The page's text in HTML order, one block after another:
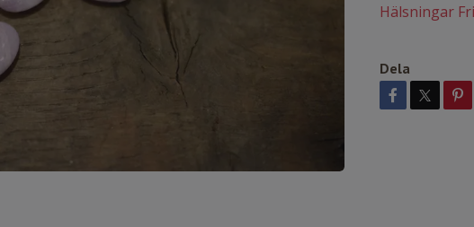
Hälsningar
Dela